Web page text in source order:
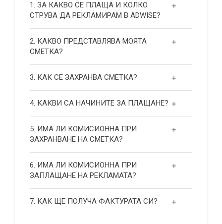
1. ЗА КАКВО СЕ ПЛАЩА И КОЛКО
СТРУВА ДА РЕКЛАМИРАМ В ADWISE?
2. КАКВО ПРЕДСТАВЛЯВА МОЯТА
СМЕТКА?
3. КАК СЕ ЗАХРАНВА СМЕТКА?
4. КАКВИ СА НАЧИНИТЕ ЗА ПЛАЩАНЕ?
5. ИМА ЛИ КОМИСИОННА ПРИ
ЗАХРАНВАНЕ НА СМЕТКА?
6. ИМА ЛИ КОМИСИОННА ПРИ
ЗАПЛАЩАНЕ НА РЕКЛАМАТА?
7. КАК ЩЕ ПОЛУЧА ФАКТУРАТА СИ?